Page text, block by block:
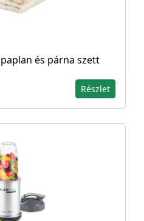
és párna szett
Részlet